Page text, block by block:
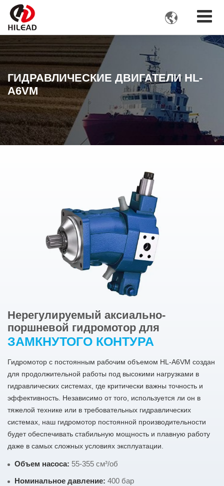

ГИДРАВЛИЧЕСКИЕ ДВИГАТЕЛИ HL-
A6VM
Нерегулируемый аксиально-
поршневой гидромотор для
ЗАМКНУТОГО КОНТУРА
Гидромотор с постоянным рабочим объемом HL-A6VM создан
для продолжительной работы под высокими нагрузками в
гидравлических системах, где критически важны точность и
эффективность. Независимо от того, используется ли он в
тяжелой технике или в требовательных гидравлических
системах, наш гидромотор постоянной производительности
будет обеспечивать стабильную мощность и плавную работу
даже в самых сложных условиях эксплуатации.
Объем насоса: 55-355 см³/об
Номинальное давление: 400 бар